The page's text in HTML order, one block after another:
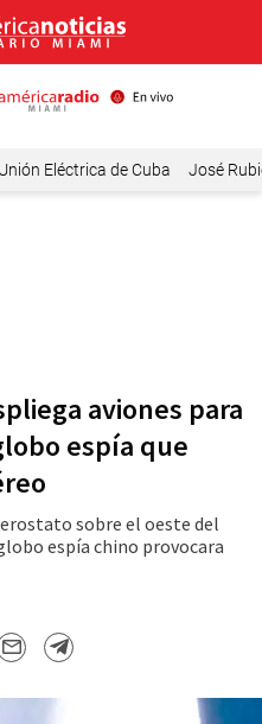
Unión Eléctrica de Cuba José
aviones para
espía que
sobre el oeste del
espía chino provocara